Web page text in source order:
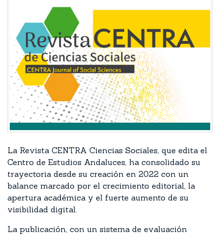
La Revista CENTRA Ciencias Sociales, que edita el
Centro de Estudios Andaluces, ha consolidado su
trayectoria desde su creación en 2022 con un
balance marcado por el crecimiento editorial, la
apertura académica y el fuerte aumento de su
visibilidad digital.
La publicación, con un sistema de evaluación